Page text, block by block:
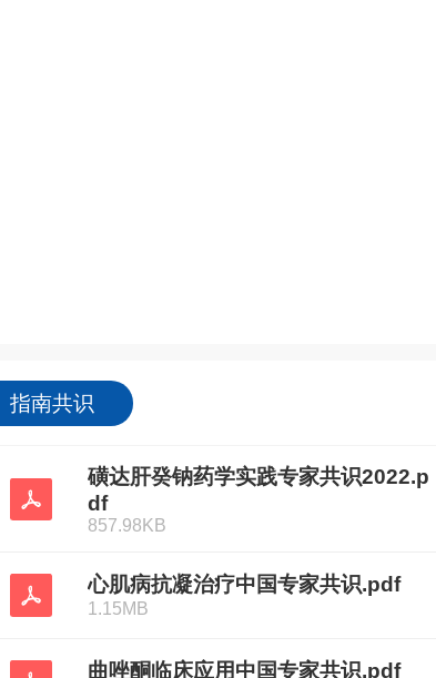
指南共识
磺达肝癸钠药学实践专家共识2022.p
df
857.98KB
心肌病抗凝治疗中国专家共识.pdf
1.15MB
曲唑酮临床应用中国专家共识.pdf